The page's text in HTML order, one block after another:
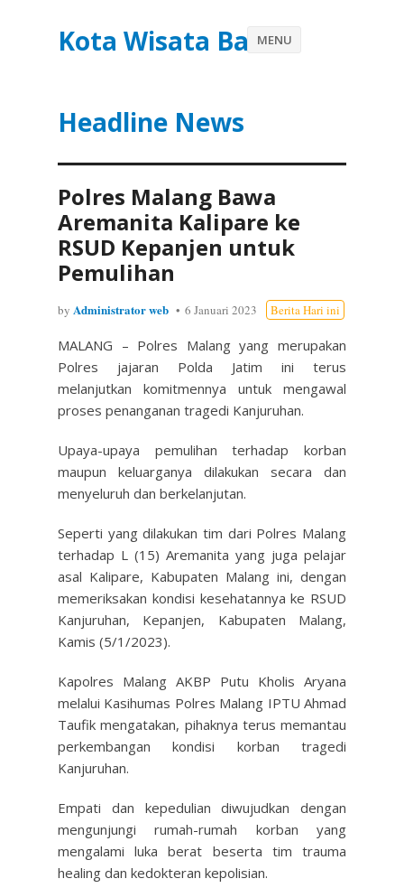
Kota Wisata Batu
Headline News
MENU
Polres Malang Bawa
Aremanita Kalipare ke
RSUD Kepanjen untuk
Pemulihan
by Administrator web 6 Januari 2023 Berita Hari ini
MALANG – Polres Malang yang merupakan
Polres jajaran Polda Jatim ini terus
melanjutkan komitmennya untuk mengawal
proses penanganan tragedi Kanjuruhan.
Upaya-upaya pemulihan terhadap korban
maupun keluarganya dilakukan secara dan
menyeluruh dan berkelanjutan.
Seperti yang dilakukan tim dari Polres Malang
terhadap L (15) Aremanita yang juga pelajar
asal Kalipare, Kabupaten Malang ini, dengan
memeriksakan kondisi kesehatannya ke RSUD
Kanjuruhan, Kepanjen, Kabupaten Malang,
Kamis (5/1/2023).
Kapolres Malang AKBP Putu Kholis Aryana
melalui Kasihumas Polres Malang IPTU Ahmad
Taufik mengatakan, pihaknya terus memantau
perkembangan kondisi korban tragedi
Kanjuruhan.
Empati dan kepedulian diwujudkan dengan
mengunjungi rumah-rumah korban yang
mengalami luka berat beserta tim trauma
healing dan kedokteran kepolisian.